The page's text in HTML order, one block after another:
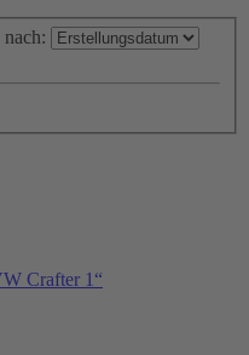
nach:
Crafter 1“